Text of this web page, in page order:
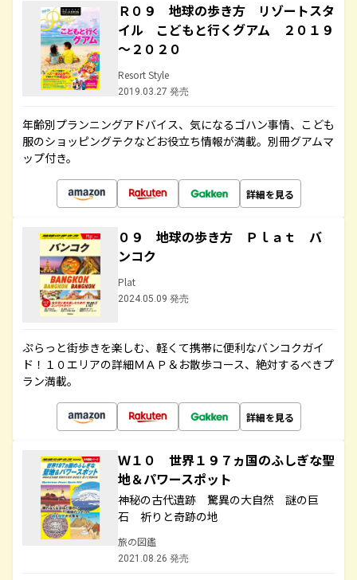
Ｒ０９ 地球の歩き方 リゾートスタ
イル こどもと行くグアム ２０１９
～２０２０
Resort Style
2019.03.27 発売
年齢別プランニングアドバイス、気になるゴハン事情、こども
服のショッピングテクなどお役立ち情報が満載。別冊グアムマ
ップ付き。
詳細を見る
０９ 地球の歩き方 Ｐｌａｔ バ
ンコク
Plat
2024.05.09 発売
ぷらっと街歩きを楽しむ、軽くて携帯に便利なバンコクガイ
ド！１０エリアの詳細ＭＡＰ＆お散歩コース、絶対するべきプ
ラン満載。
詳細を見る
Ｗ１０ 世界１９７ヵ国のふしぎな聖
地＆パワースポット
神秘の古代遺跡 驚異の大自然 謎の巨
石 祈りと奇跡の地
旅の図鑑
2021.08.26 発売